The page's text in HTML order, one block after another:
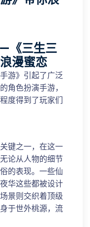
《三生三
漫蜜恋
游》引起了广泛
角色扮演手游，
度得到了玩家们
键之一，在这一
论从人物的细节
的表现。一些仙
华这些都被设计
景则交织着顶级
于世外桃源，流